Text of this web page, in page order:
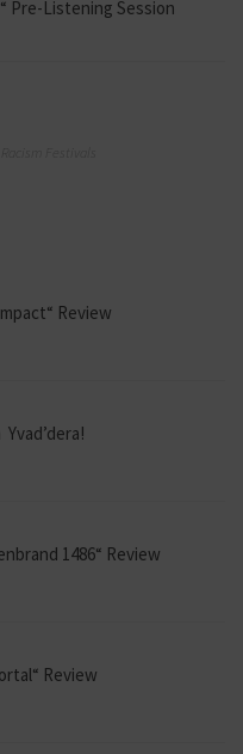
Pre-Listening Session
Review
1486“ Review
Review